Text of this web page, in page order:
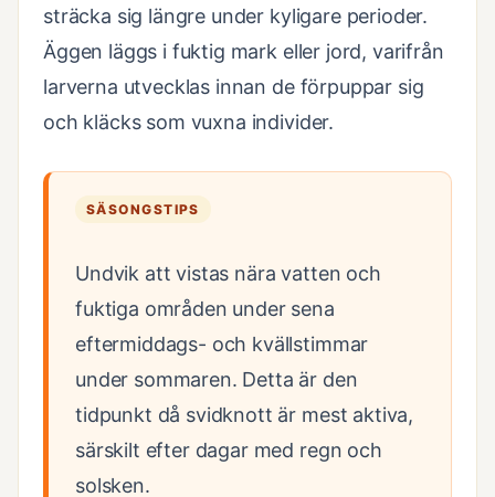
sträcka sig längre under kyligare perioder.
Äggen läggs i fuktig mark eller jord, varifrån
larverna utvecklas innan de förpuppar sig
och kläcks som vuxna individer.
SÄSONGSTIPS
Undvik att vistas nära vatten och
fuktiga områden under sena
eftermiddags- och kvällstimmar
under sommaren. Detta är den
tidpunkt då svidknott är mest aktiva,
särskilt efter dagar med regn och
solsken.